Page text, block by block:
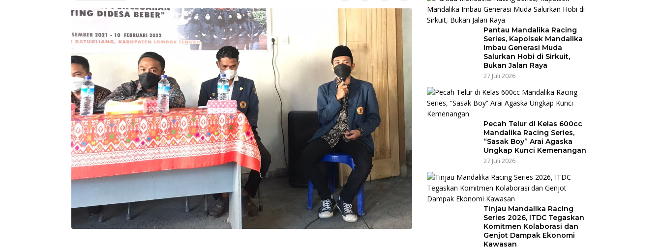
Pantau Mandalika Racing
Series, Kapolsek Mandalika
Imbau Generasi Muda
Salurkan Hobi di Sirkuit,
Bukan Jalan Raya
27 Juli 2026
Pecah Telur di Kelas 600cc
Mandalika Racing Series,
“Sasak Boy” Arai Agaska
Ungkap Kunci Kemenangan
27 Juli 2026
Tinjau Mandalika Racing
Series 2026, ITDC Tegaskan
Komitmen Kolaborasi dan
Genjot Dampak Ekonomi
Kawasan